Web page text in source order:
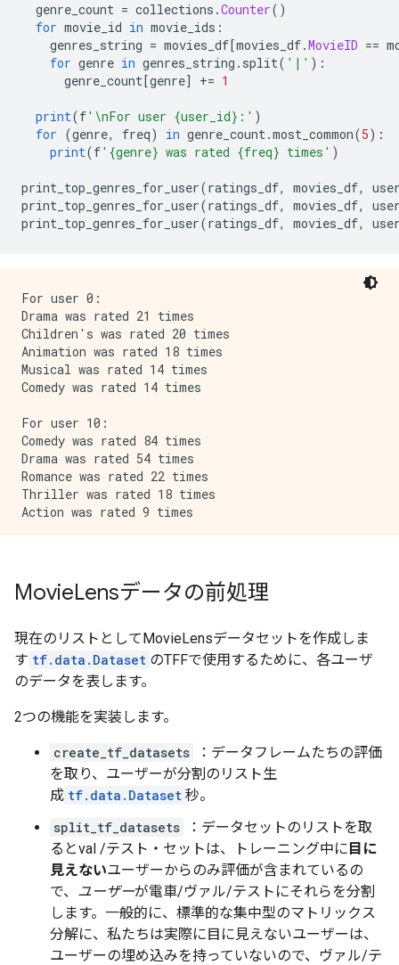
genre_count = collections .Counter()
for movie_id in movie_ids :
genres_string = movies_df[movies_df.MovieID ==
for genre in genres_string . split( '|' ):
genre_count[genre] += 1
print(f'\nFor user {user_id}:' )
for (genre, freq) in genre_count .most_common(5):
print(f'{genre} was rated {freq} times' )
print_top_genres_for_user(ratings_df, movies_df,
print_top_genres_for_user(ratings_df, movies_df,
print_top_genres_for_user(ratings_df, movies_df,
For user 0:
Drama was rated 21 times
Children's was rated 20 times
Animation was rated 18 times
Musical was rated 14 times
Comedy was rated 14 times
For user 10:
Comedy was rated 84 times
Drama was rated 54 times
Romance was rated 22 times
Thriller was rated 18 times
Action was rated 9 times
Sci-Fi was rated 9 times
Thriller was rated 9 times
MovieLensデータの前処理
現在のリストとしてMovieLensデータセットを作成しま
す tf.data.Dataset のTFFで使用するために、各ユーザ
のデータを表します。
2つの機能を実装します。
create_tf_datasets
：データフレームたちの評価
を取り、ユーザーが分割のリスト生
成 tf.data.Dataset 秒。
split_tf_datasets
：データセットのリストを取
るとval /テスト・セットは、トレーニング中に目に
見えないユーザーからのみ評価が含まれているの
で、 ユーザーが電車/ヴァル/テストにそれらを分割
します。一般的に、標準的な集中型のマトリックス
分解に、私たちは実際に目に見えないユーザーは、
ユーザーの埋め込みを持っていないので、ヴァル/テ